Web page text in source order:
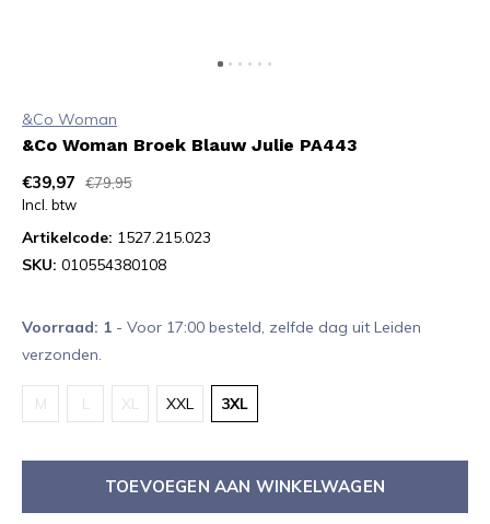
&Co Woman
&Co Woman Broek Blauw Julie PA443
€39,97
€79,95
Incl. btw
Artikelcode: 1527.215.023
SKU: 010554380108
Voorraad: 1 - Voor 17:00 besteld, zelfde dag uit Leiden
verzonden.
M L XL XXL 3XL
TOEVOEGEN AAN WINKELWAGEN